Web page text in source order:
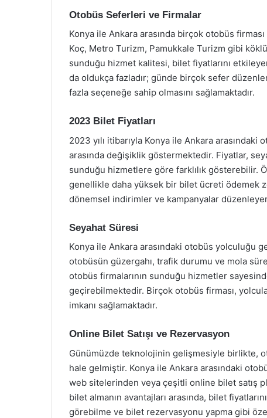
Otobüs Seferleri ve Firmalar
Konya ile Ankara arasında birçok otobüs
Koç, Metro Turizm, Pamukkale Turizm gibi
sunduğu hizmet kalitesi, bilet fiyatlarını
da oldukça fazladır; günde birçok sefer
fazla seçeneğe sahip olmasını sağlamaktadır.
2023 Bilet Fiyatları
2023 yılı itibarıyla Konya ile Ankara
arasında değişiklik göstermektedir. Fiyatlar,
sunduğu hizmetlere göre farklılık gösterebilir.
genellikle daha yüksek bir bilet ücreti ödemek
dönemsel indirimler ve kampanyalar
Seyahat Süresi
Konya ile Ankara arasındaki otobüs yolculuğu
otobüsün güzergahı, trafik durumu ve mola
otobüs firmalarının sunduğu hizmetler
geçirebilmektedir. Birçok otobüs firması,
imkanı sağlamaktadır.
Online Bilet Satışı ve Rezervasyon
Günümüzde teknolojinin gelişmesiyle birlikte,
hale gelmiştir. Konya ile Ankara arasındaki
web sitelerinden veya çeşitli online bilet satış
bilet almanın avantajları arasında, bilet
görebilme ve bilet rezervasyonu yapma gibi